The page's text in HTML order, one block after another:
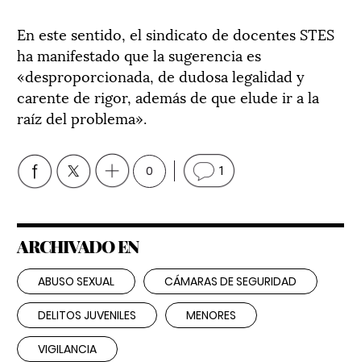
En este sentido, el sindicato de docentes STES
ha manifestado que la sugerencia es
«desproporcionada, de dudosa legalidad y
carente de rigor, además de que elude ir a la
raíz del problema».
0 1
ARCHIVADO EN
ABUSO SEXUAL CÁMARAS DE SEGURIDAD
DELITOS JUVENILES MENORES
VIGILANCIA